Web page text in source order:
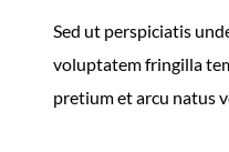
Sed ut perspiciatis
voluptatem fringilla
pretium et arcu natus